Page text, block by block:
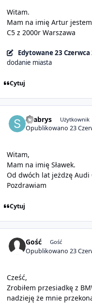
Witam.
Mam na imię Artur
C5 z 2000r Warszawa
Edytowane23 Czerwca
dodanie miasta
Cytuj
sgabrys Użytkownik
Opublikowano23
Witam,
Mam na imię Sławek.
Od dwóch lat jeżdzę Audi
Pozdrawiam
Cytuj
Gość Gość
Opublikowano23
Cześć,
Zrobiłem przesiadkę z
nadzieję że mnie